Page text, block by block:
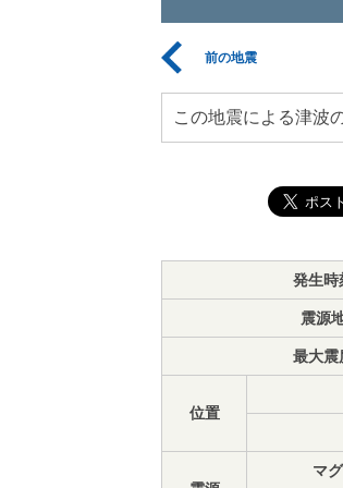
前の地震
この地震による津波
発生時
震源
最大震
位置
マ